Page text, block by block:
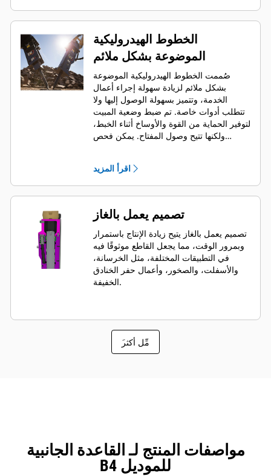
الخطوط الهيدروليكية
الموضوعة بشكل ملائم
صُممت الخطوط الهيدروليكية الموضوعة
بشكل ملائم لزيادة سهولة إجراء أعمال
الخدمة، وتتميز بسهولة الوصول إليها ولا
تتطلب أدوات خاصة. تم ضبط وضعية المبيت
لتوفير الحماية من القوة والأوساخ أثناء الخبط،
ولكنها تتيح وصول المفتاح. يمكن فحص
بينما القاطع مُركب على الماكينة، مما يتيح
اقرأ المزيد
تصميم يعمل بالغاز
تصميم يعمل بالغاز يتيح زيادة الإنتاج باستمرار
وبمرور الوقت، مما يجعل القاطع موثوقًا فيه
في التطبيقات المختلفة، مثل الخرسانة،
والأسفلت، والصخور، وأعمال حفر الخنادق
الخفيفة.
َمِّل أكثر
مواصفات المنتج لـ القاعدة الجانبية
للموديل B4